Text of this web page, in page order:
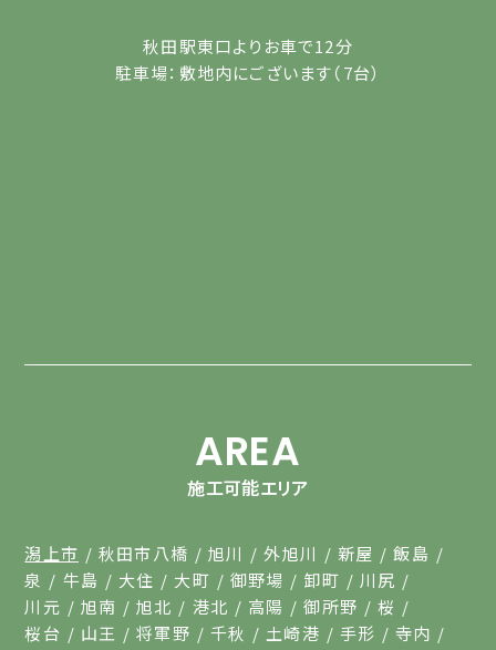
秋田駅東口よりお車で12分
駐車場：敷地内にございます（7台）
AREA
施工可能エリア
潟上市 秋田市八橋 旭川 外旭川 新屋
飯島
泉
牛島 大住 大町 御野場 卸町
川尻
川元
旭南 旭北 港北 高陽 御所野
桜
桜台
山王 将軍野 千秋 土崎港 手形
寺内